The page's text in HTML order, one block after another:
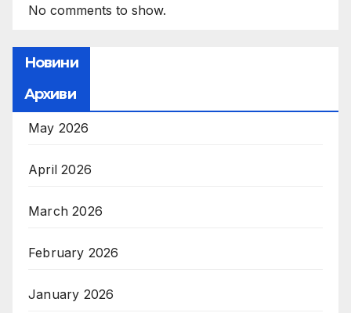
No comments to show.
Новини
Архиви
May 2026
April 2026
March 2026
February 2026
January 2026